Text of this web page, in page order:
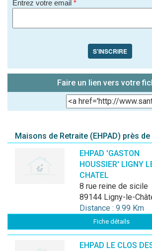
Entrez votre email *
S'INSCRIRE
Faire un lien vers votre
Maisons de Retraite (EHPAD) près
EHPAD 'GASTON
HOUSSIER' LIGNY
CHATEL
8 rue reine de sicile
89144 Ligny-le-
Distance : 9.99 Km
Fiche détails
EHPAD LE CLOS